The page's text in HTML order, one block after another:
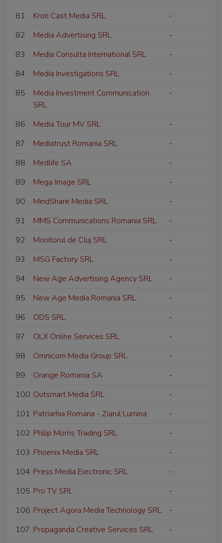
81
Kron Cast Media SRL
-
82
Media Advertising SRL
-
83
Media Consulta International SRL
-
84
Media Investigations SRL
-
85
Media Investment Communication
SRL
-
86 Media Tour MV SRL
-
87
Mediatrust Romania SRL
-
88
Medlife SA
-
89
Mega Image SRL
-
90
MindShare Media SRL
-
91
MMS Communications Romania SRL
-
92
Monitorul de Cluj SRL
-
93
MSG Factory SRL
-
94
New Age Advertising Agency SRL
-
95
New Age Media Romania SRL
-
96
ODS SRL
-
97
OLX Online Services SRL
-
98
Omnicom Media Group SRL
-
99
Orange Romania SA
-
100 Outsmart Media SRL
-
101 Patriarhia Romana - Ziarul Lumina
-
102 Philip Morris Trading SRL
-
103 Phoenix Media SRL
-
104 Press Media Electronic SRL
-
105 Pro TV SRL
-
106 Project Agora Media Technology SRL
-
107 Propaganda Creative Services SRL
-